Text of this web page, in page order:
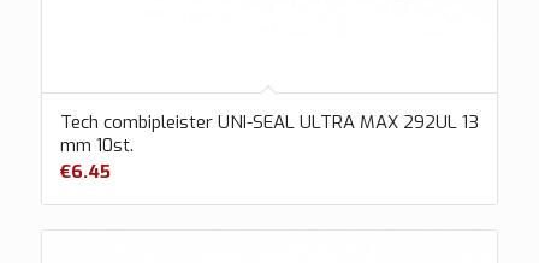
Tech combipleister UNI-SEAL ULTRA MAX 292UL 13
mm 10st.
€6.45